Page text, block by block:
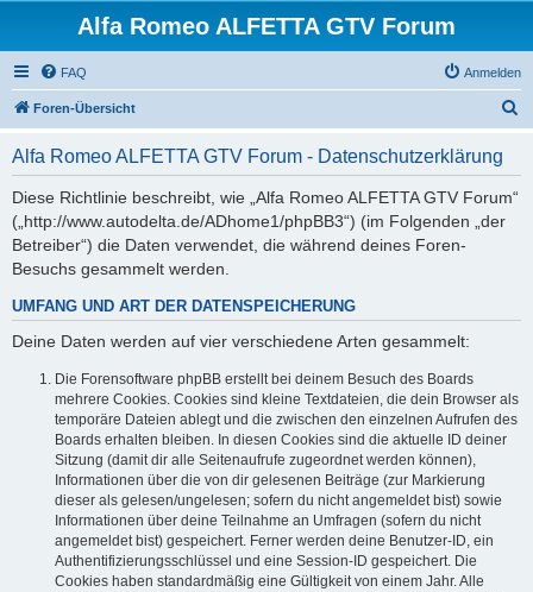
Alfa Romeo ALFETTA GTV Forum
FAQ Anmelden
Foren-Übersicht
Alfa Romeo ALFETTA GTV Forum - Datenschutzerklärung
Diese Richtlinie beschreibt, wie „Alfa Romeo ALFETTA GTV Forum“
(„http://www.autodelta.de/ADhome1/phpBB3“) (im Folgenden „der
Betreiber“) die Daten verwendet, die während deines Foren-
Besuchs gesammelt werden.
UMFANG UND ART DER DATENSPEICHERUNG
Deine Daten werden auf vier verschiedene Arten gesammelt:
Die Forensoftware phpBB erstellt bei deinem Besuch des Boards
mehrere Cookies. Cookies sind kleine Textdateien, die dein Browser als
temporäre Dateien ablegt und die zwischen den einzelnen Aufrufen des
Boards erhalten bleiben. In diesen Cookies sind die aktuelle ID deiner
Sitzung (damit dir alle Seitenaufrufe zugeordnet werden können),
Informationen über die von dir gelesenen Beiträge (zur Markierung
dieser als gelesen/ungelesen; sofern du nicht angemeldet bist) sowie
Informationen über deine Teilnahme an Umfragen (sofern du nicht
angemeldet bist) gespeichert. Ferner werden deine Benutzer-ID, ein
Authentifizierungsschlüssel und eine Session-ID gespeichert. Die
Cookies haben standardmäßig eine Gültigkeit von einem Jahr. Alle